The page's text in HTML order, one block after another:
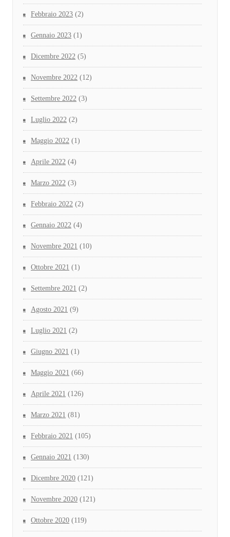
Febbraio 2023 (2)
Gennaio 2023 (1)
Dicembre 2022 (5)
Novembre 2022 (12)
Settembre 2022 (3)
Luglio 2022 (2)
Maggio 2022 (1)
Aprile 2022 (4)
Marzo 2022 (3)
Febbraio 2022 (2)
Gennaio 2022 (4)
Novembre 2021 (10)
Ottobre 2021 (1)
Settembre 2021 (2)
Agosto 2021 (9)
Luglio 2021 (2)
Giugno 2021 (1)
Maggio 2021 (66)
Aprile 2021 (126)
Marzo 2021 (81)
Febbraio 2021 (105)
Gennaio 2021 (130)
Dicembre 2020 (121)
Novembre 2020 (121)
Ottobre 2020 (119)